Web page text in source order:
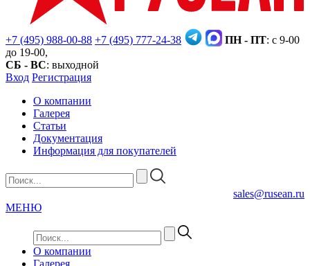
+7 (495) 988-00-88 +7 (495) 777-24-38 ПН - ПТ: с 9-00
до 19-00,
СБ - ВС: выходной
Вход Регистрация
О компании
Галерея
Статьи
Документация
Информация для покупателей
sales@rusean.ru
МЕНЮ
О компании
Галерея